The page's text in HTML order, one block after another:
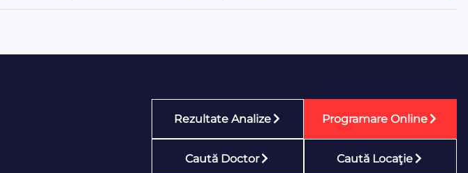
Rezultate Analize Programare Online
Caută Doctor Caută Locaţie